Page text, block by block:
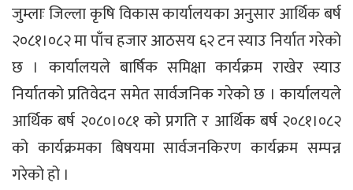
जुम्लाः जिल्ला कृषि विकास कार्यालयका अनुसार आर्थिक बर्ष
२०८१।०८२ मा पाँच हजार आठसय ६२ टन स्याउ निर्यात गरेको
छ । कार्यालयले बार्षिक समिक्षा कार्यक्रम राखेर स्याउ
निर्यातको प्रतिवेदन समेत सार्वजनिक गरेको छ । कार्यालयले
आर्थिक बर्ष २०८०।०८१ को प्रगति र आर्थिक बर्ष २०८१।०८२
को कार्यक्रमका बिषयमा सार्वजनकिरण कार्यक्रम सम्पन्न
गरेको हो ।